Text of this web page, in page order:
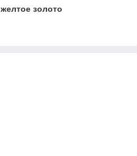
желтое золото